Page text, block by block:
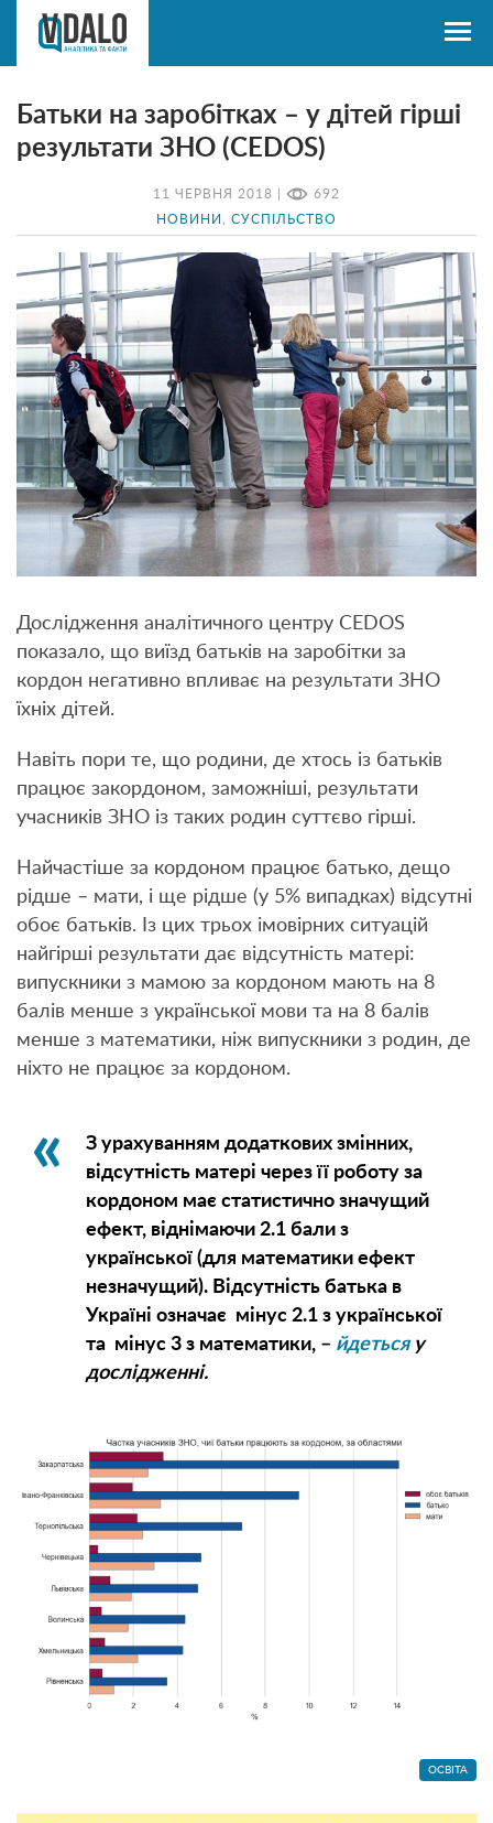
11 ЧЕРВНЯ 2018 | 692
НОВИНИ СУСПІЛЬСТВО
Батьки на заробітках – у дітей гірші
результати ЗНО (CEDOS)
Дослідження аналітичного центру CEDOS
показало, що виїзд батьків на заробітки за
кордон негативно впливає на результати ЗНО
їхніх дітей.
Навіть пори те, що родини, де хтось із батьків
працює закордоном, заможніші, результати
учасників ЗНО із таких родин суттєво гірші.
Найчастіше за кордоном працює батько, дещо
рідше – мати, і ще рідше (у 5% випадках) відсутні
обоє батьків. Із цих трьох імовірних ситуацій
найгірші результати дає відсутність матері:
випускники з мамою за кордоном мають на 8
балів менше з української мови та на 8 балів
менше з математики, ніж випускники з родин, де
ніхто не працює за кордоном.
З урахуванням додаткових змінних,
відсутність матері через її роботу за
кордоном має статистично значущий
ефект, віднімаючи 2.1 бали з
української (для математики ефект
незначущий). Відсутність батька в
Україні означає мінус 2.1 з української
та мінус 3 з математики, – йдетьсяу
дослідженні.
ОСВІТА